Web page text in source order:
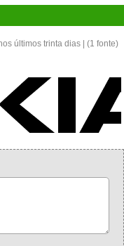
últimos trinta dias | (1 fonte)